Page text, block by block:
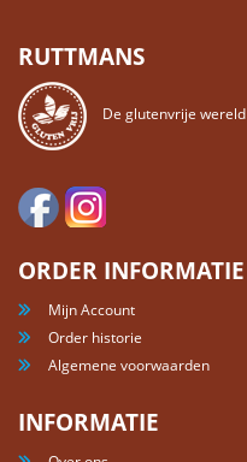
RUTTMANS
De glutenvrije wereld
ORDER INFORMATIE
Mijn Account
Order historie
Algemene voorwaarden
INFORMATIE